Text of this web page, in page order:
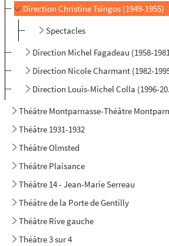
Direction Christine Tsingos (1949-1955)
Spectacles
Direction Michel Fagadeau (1958-
Direction Nicole Charmant (1982-
Direction Louis-Michel Colla (1996-
Théâtre Montparnasse-Théâtre
Théâtre 1931-1932
Théâtre Olmsted
Théâtre Plaisance
Théâtre 14 - Jean-Marie Serreau
Théâtre de la Porte de Gentilly
Théâtre Rive gauche
Théâtre 3 sur 4